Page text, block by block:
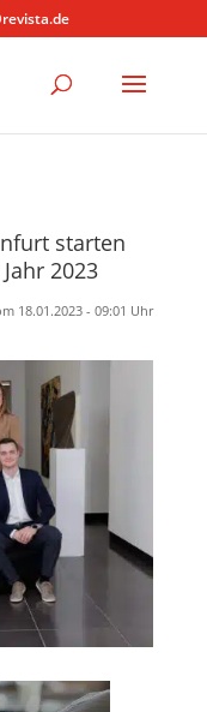
starten
2023
18.01.2023 - 09:01 Uhr